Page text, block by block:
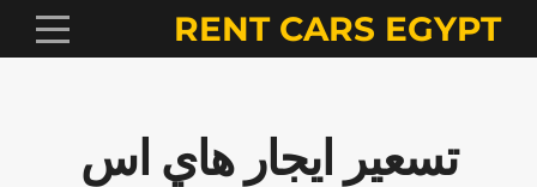
RENT CARS EGYPT
تسعير ايجار هاي اس